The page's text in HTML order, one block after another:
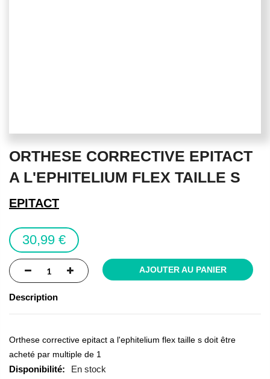
to
beginning
of
images
gallery
ORTHESE CORRECTIVE EPITACT
A L'EPHITELIUM FLEX TAILLE S
EPITACT
30,99 €
AJOUTER AU PANIER
Description
Orthese corrective epitact a l'ephitelium flex taille s doit être
acheté par multiple de 1
En stock